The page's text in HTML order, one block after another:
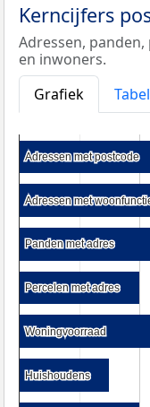
Kerncijfers
Adressen,
en inwoners.
Grafiek
Tabel
Adressen met postcode
Adressen met postcode
Adressen met
Adressen met
Panden met adres
Panden met adres
Percelen met adres
Percelen met adres
Woningvoorraad
Woningvoorraad
Huishoudens
Huishoudens